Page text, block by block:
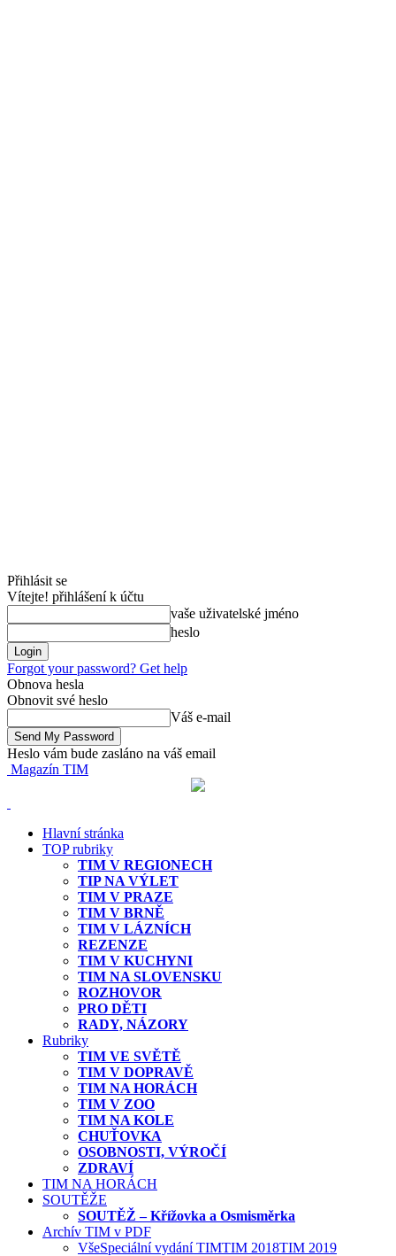
Přihlásit se
Vítejte! přihlášení k účtu
vaše uživatelské jméno
heslo
Forgot your password? Get help
Obnova hesla
Obnovit své heslo
Váš e-mail
Heslo vám bude zasláno na váš email
Magazín TIM
Hlavní stránka
TOP rubriky
TIM V REGIONECH
TIP NA VÝLET
TIM V PRAZE
TIM V BRNĚ
TIM V LÁZNÍCH
REZENZE
TIM V KUCHYNI
TIM NA SLOVENSKU
ROZHOVOR
PRO DĚTI
RADY, NÁZORY
Rubriky
TIM VE SVĚTĚ
TIM V DOPRAVĚ
TIM NA HORÁCH
TIM V ZOO
TIM NA KOLE
CHUŤOVKA
OSOBNOSTI, VÝROČÍ
ZDRAVÍ
TIM NA HORÁCH
SOUTĚŽE
SOUTĚŽ – Křížovka a Osmisměrka
Archív TIM v PDF
VšeSpeciální vydání TIMTIM 2018TIM 2019